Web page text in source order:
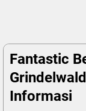
Fantastic
Informasi